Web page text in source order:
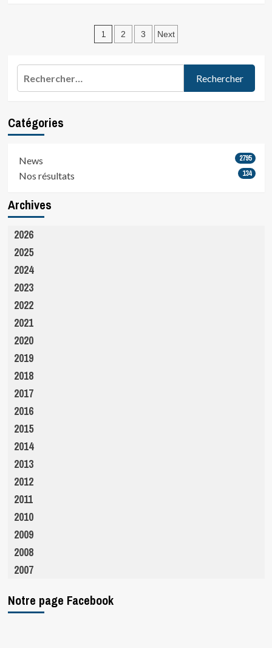
Beach..
On
partage…
Pagination
1 2 3 Next
Catégories
News 2795
Nos résultats 134
Archives
2026
2025
2024
2023
2022
2021
2020
2019
2018
2017
2016
2015
2014
2013
2012
2011
2010
2009
2008
2007
Notre page Facebook